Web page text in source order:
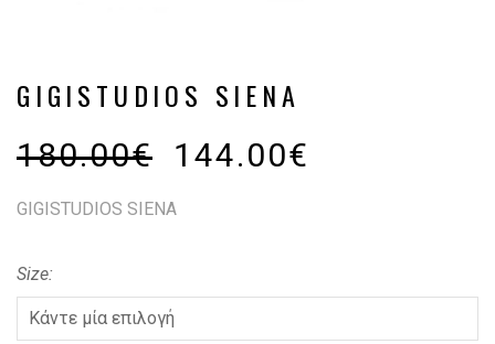
GIGISTUDIOS SIENA
180.00€ 144.00€
GIGISTUDIOS SIENA
Size